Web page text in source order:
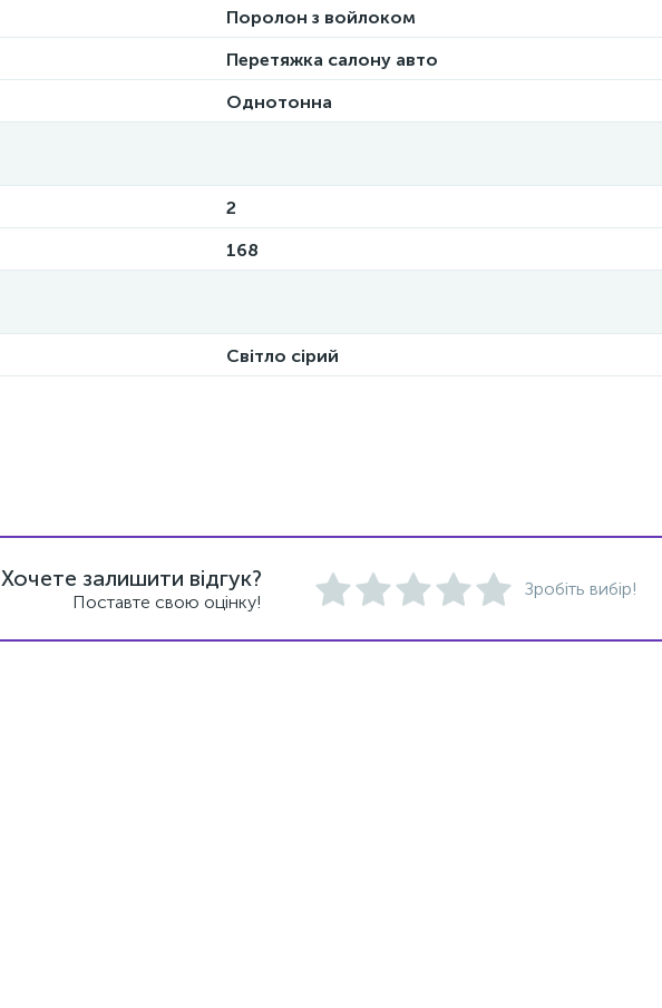
Поролон з войлоком
Перетяжка салону авто
Однотонна
2
168
Світло сірий
Хочете залишити відгук?
Поставте свою оцінку!
Зробіть вибір!